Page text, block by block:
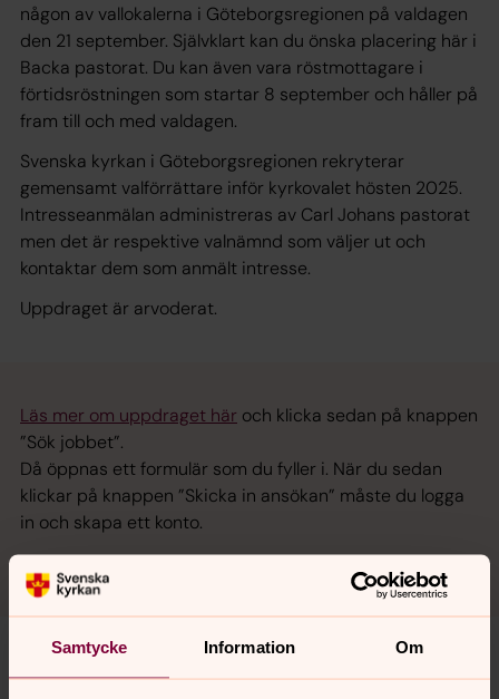
Samtycke Information Om
någon av vallokalerna i Göteborgsregionen på valdagen
den 21 september. Självklart kan du önska placering här i
Backa pastorat. Du kan även vara röstmottagare i
förtidsröstningen som startar 8 september och håller på
fram till och med valdagen.
Svenska kyrkan i Göteborgsregionen rekryterar
gemensamt valförrättare inför kyrkovalet hösten 2025.
Intresseanmälan administreras av Carl Johans pastorat
men det är respektive valnämnd som väljer ut och
kontaktar dem som anmält intresse.
Uppdraget är arvoderat.
Läs mer om uppdraget här och klicka sedan på knappen
”Sök jobbet”.
Då öppnas ett formulär som du fyller i. När du sedan
klickar på knappen ”Skicka in ansökan” måste du logga
in och skapa ett konto.